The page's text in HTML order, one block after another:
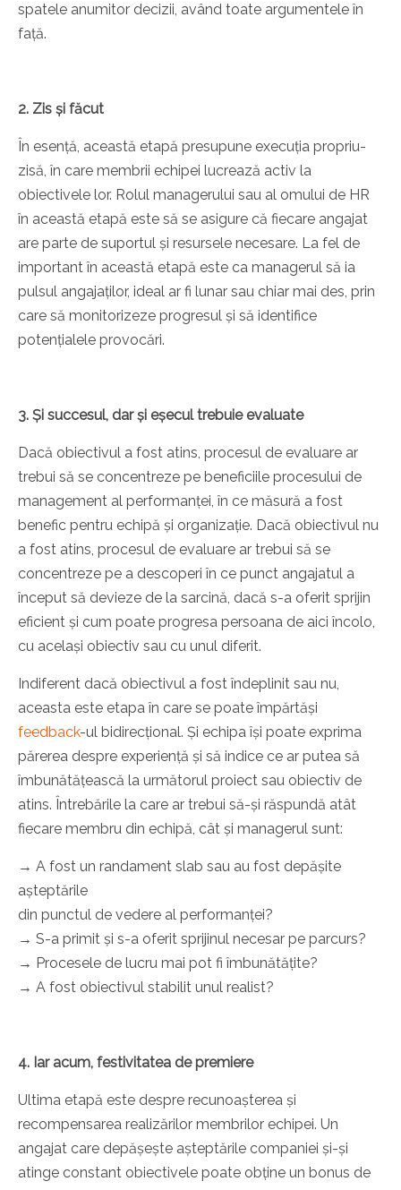
spatele anumitor decizii, având toate argumentele în
față.
2. Zis și făcut
În esență, această etapă presupune execuția propriu-
zisă, în care membrii echipei lucrează activ la
obiectivele lor. Rolul managerului sau al omului de HR
în această etapă este să se asigure că fiecare angajat
are parte de suportul și resursele necesare. La fel de
important în această etapă este ca managerul să ia
pulsul angajaților, ideal ar fi lunar sau chiar mai des, prin
care să monitorizeze progresul și să identifice
potențialele provocări.
3. Și succesul, dar și eșecul trebuie evaluate
Dacă obiectivul a fost atins, procesul de evaluare ar
trebui să se concentreze pe beneficiile procesului de
management al performanței, în ce măsură a fost
benefic pentru echipă și organizație. Dacă obiectivul nu
a fost atins, procesul de evaluare ar trebui să se
concentreze pe a descoperi în ce punct angajatul a
început să devieze de la sarcină, dacă s-a oferit sprijin
eficient și cum poate progresa persoana de aici încolo,
cu același obiectiv sau cu unul diferit.
Indiferent dacă obiectivul a fost îndeplinit sau nu,
aceasta este etapa în care se poate împărtăși
feedback-ul bidirecțional. Și echipa își poate exprima
părerea despre experiență și să indice ce ar putea să
îmbunătățească la următorul proiect sau obiectiv de
atins. Întrebările la care ar trebui să-și răspundă atât
fiecare membru din echipă, cât și managerul sunt:
→ A fost un randament slab sau au fost depășite
așteptările
din punctul de vedere al performanței?
→ S-a primit și s-a oferit sprijinul necesar pe parcurs?
→ Procesele de lucru mai pot fi îmbunătățite?
→ A fost obiectivul stabilit unul realist?
4. Iar acum, festivitatea de premiere
Ultima etapă este despre recunoașterea și
recompensarea realizărilor membrilor echipei. Un
angajat care depășește așteptările companiei și-și
atinge constant obiectivele poate obține un bonus de